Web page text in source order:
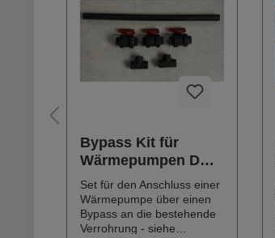
Bypass Kit für
Wärmepumpen DA
50mm
Set für den Anschluss einer
Wärmepumpe über einen
Bypass an die bestehende
Verrohrung - siehe